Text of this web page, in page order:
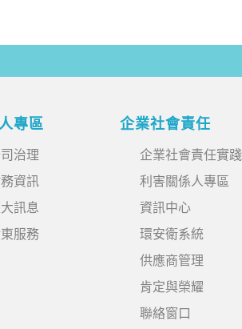
專區
治理
資訊
訊息
服務
企業社會責任
企業社會責任實踐
利害關係人專區
資訊中心
環安衛系統
供應商管理
肯定與榮耀
聯絡窗口